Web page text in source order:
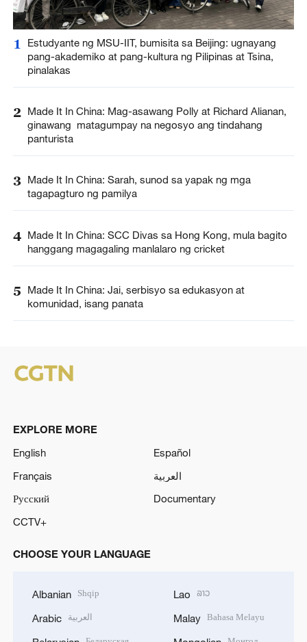
1
Estudyante ng MSU-IIT, bumisita sa Beijing: ugnayang
pang-akademiko at pang-kultura ng Pilipinas at Tsina,
pinalakas
2 Made It In China: Mag-asawang Polly at Richard Alianan,
ginawang matagumpay na negosyo ang tindahang
panturista
3 Made It In China: Sarah, sunod sa yapak ng mga
tagapagturo ng pamilya
4 Made It In China: SCC Divas sa Hong Kong, mula bagito
hanggang magagaling manlalaro ng cricket
5
Made It In China: Jai, serbisyo sa edukasyon at
komunidad, isang panata
EXPLORE MORE
English
Español
Français
العربية
Русский
Documentary
CCTV+
CHOOSE YOUR LANGUAGE
Albanian Shqip
Arabic العربية
Lao ລາວ
Malay Bahasa Melayu